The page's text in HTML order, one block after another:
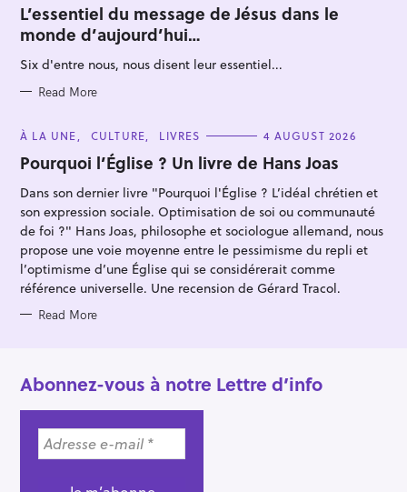
T
E
G
O
R
I
S
L’essentiel du message de Jésus dans le
monde d’aujourd’hui…
Six d'entre nous, nous disent leur essentiel...
Read More
C
T
E
O
I
E
S
À LA UNE CULTURE LIVRES 4 AUGUST 2026
Pourquoi l’Église ? Un livre de Hans Joas
Dans son dernier livre "Pourquoi l'Église ? L’idéal chrétien et
son expression sociale. Optimisation de soi ou communauté
de foi ?" Hans Joas, philosophe et sociologue allemand, nous
propose une voie moyenne entre le pessimisme du repli et
l’optimisme d’une Église qui se considérerait comme
référence universelle. Une recension de Gérard Tracol.
Read More
Abonnez-vous à notre Lettre d’info